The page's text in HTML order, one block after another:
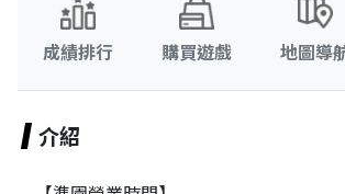
成績排行 購買遊戲 地圖導
介紹